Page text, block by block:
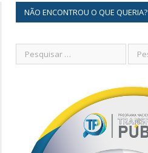
NÃO ENCONTROU O QUE QUERIA?